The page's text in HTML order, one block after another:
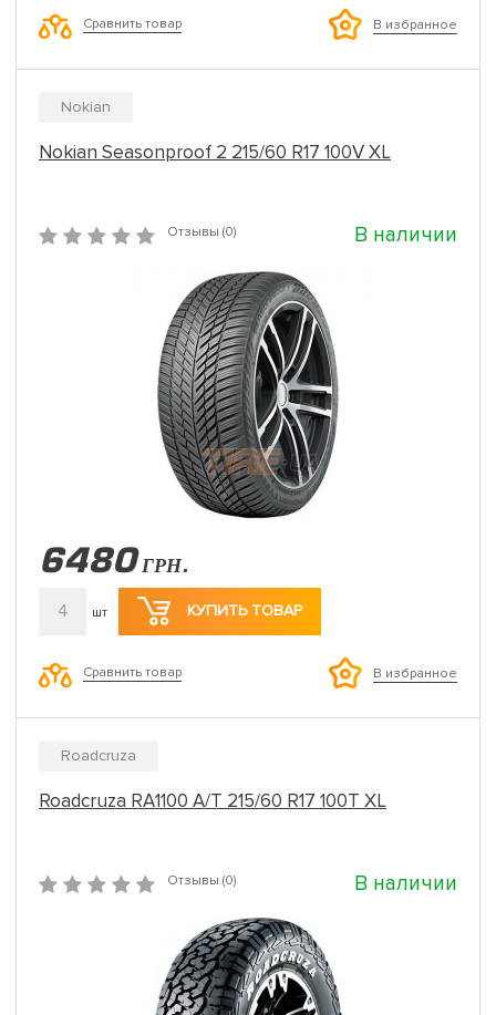
Сравнить товар В избранное
Nokian
Nokian Seasonproof 2 215/60 R17 100V XL
Отзывы (0) В наличии
6480 ГРН.
4 шт КУПИТЬ ТОВАР
Сравнить товар В избранное
Roadcruza
Roadcruza RA1100 A/T 215/60 R17 100T XL
Отзывы (0) В наличии